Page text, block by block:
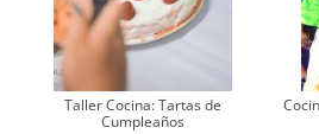
Taller Cocina: Tartas de
Cumpleaños